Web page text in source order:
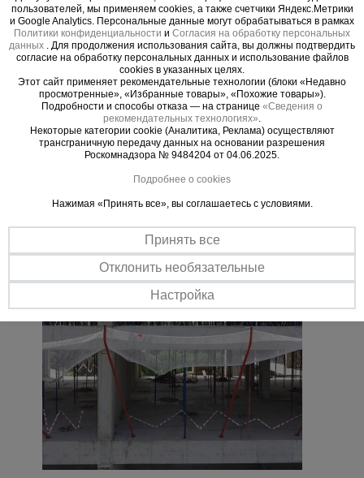
Важные преимущества –
эффективная работа
Прочная сталь
Опора изготавливается ил листовой стали толщиной 5 мм с
применением широких сварных швов.
Все по стандарту
Соответствует строительным нормам: СНиП 1203-99
«Безопасность труда в строительстве» СНиП III-4-80* «Техника
ограждающие конструкции»
пользователей, мы применяем cookies, а также счетчики Яндекс.Метрики
и Google Analytics. Персональные данные могут обрабатываться в рамках
Политики конфиденциальности и Согласия на обработку персональных
данных . Для продолжения использования сайта, вы должны подтвердить
согласие на обработку персональных данных и использование файлов
cookies в указанных целях.
Этот сайт применяет рекомендательные технологии (блоки «Недавно
просмотренные», «Избранные товары», «Похожие товары»).
Подробности и способы отказа — на странице «Сведения о
рекомендательных технологиях».
Некоторые категории cookie (Аналитика, Реклама) осуществляют
трансграничную передачу данных на основании разрешения
Роскомнадзора № 9484204 от 04.06.2025.
Подробнее о cookies
Нажимая «Принять все», вы соглашаетесь с условиями.
Принять все
Отклонить необязательные
Настройка